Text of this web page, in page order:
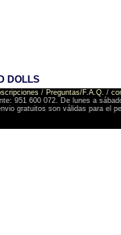
DOLLS
/ Preguntas/F.A.Q. /
951 600 072. De lunes a
gratuitos son válidas para el